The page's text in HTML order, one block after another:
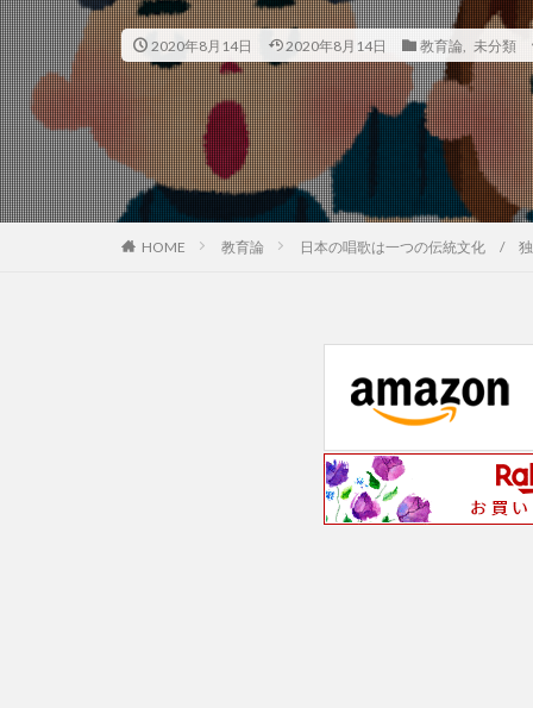
2020年8月14日 2020年8月14日 教育論, 未分類
HOME 教育論 日本の唱歌は一つの伝統文化 / 独